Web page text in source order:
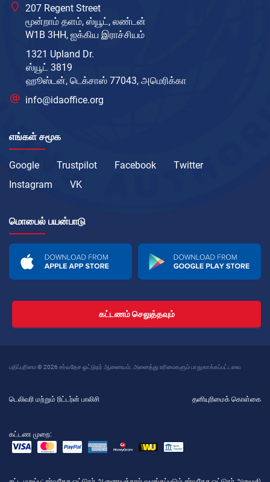
207 Regent Street
மூன்றாம் தளம், ஸ்யூட், லண்டன்
W1B 3HH, ஐக்கிய இராச்சியம்
1321 Upland Dr.
ஸ்யூட் 3819
ஹூஸ்டன், டெக்சாஸ் 77043, அமெரிக்கா
info@idaoffice.org
எங்கள் சமூக
Google Trustpilot Facebook
Twitter
Instagram
VK
மொபைல் பயன்பாடு
கட்டணம் செலுத்தவும்
பதிப்புரிமை © 2026 சர்வதேச ஓட்டுநர் ஆணையம். அனைத்து உரிமைகளும் பாதுகாக்கப்பட்டவை
டெலிவரி மற்றும் ரிட்டர்ன் பாலிசி தனியுரிமைக் கொள்கை
கட்டண முறை: